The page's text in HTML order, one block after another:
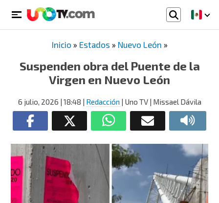
Inicio » Estados » Nuevo León »
Suspenden obra del Puente de la
Virgen en Nuevo León
6 julio, 2026 | 18:48 | Redacción | Uno TV | Missael Dávila